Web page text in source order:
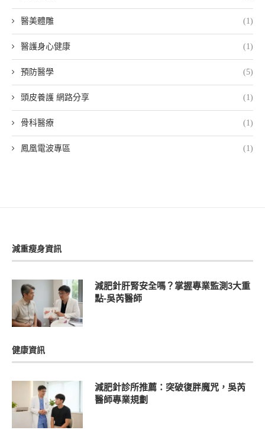
醫美體雕 (1)
醫護身心健康 (1)
預防醫學 (5)
頭皮養護 網路分享 (1)
骨科醫療 (1)
鳳凰電波專區 (1)
減重瘦身資訊
減肥針肝腎安全嗎？掌握專業監測3大重
點-吳芮醫師
健康資訊
減肥針診所推薦：突破復胖魔咒，吳芮
醫師專業規劃